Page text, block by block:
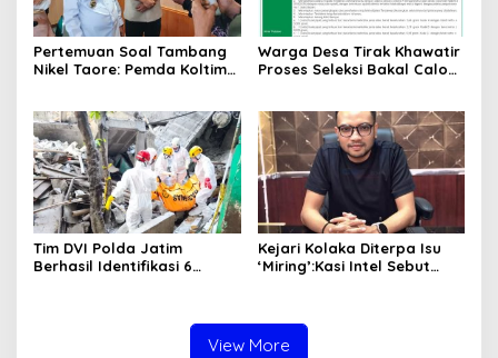
Pertemuan Soal Tambang
Nikel Taore: Pemda Koltim
Bawa Diri bukan Data
Warga Desa Tirak Khawatir
Proses Seleksi Bakal Calon
Kecurangan
Tim DVI Polda Jatim
Berhasil Identifikasi 6
Kejari Kolaka Diterpa Isu
‘Miring’:Kasi Intel Sebut
View More